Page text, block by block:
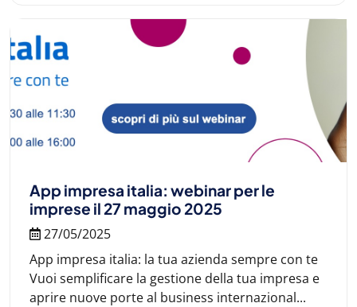
App impresa italia: webinar per le
imprese il 27 maggio 2025
27/05/2025
App impresa italia: la tua azienda sempre con te
Vuoi semplificare la gestione della tua impresa e
aprire nuove porte al business internazional...